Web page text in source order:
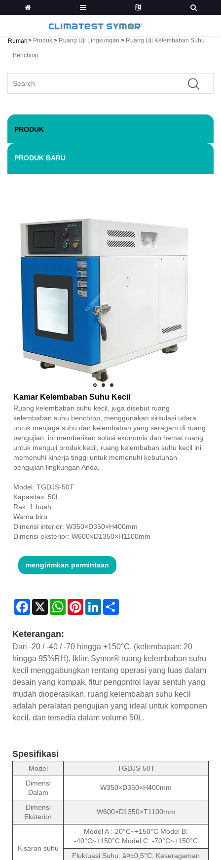
Rumah> Produk > Ruang Uji Lingkungan > Ruang Uji Kelembaban Suhu
Benchtop
PRODUK
PRODUK BARU
Kamar Kelembaban Suhu Kecil
Ruang kelembaban suhu kecil, juga disebut ruang
kelembaban suhu benchtop, menggunakan sirkulasi udara
untuk menjaga suhu dan kelembaban yang seragam di ruang
pengujian, ini memberikan solusi ekonomis dan hemat ruang
untuk menguji produk kecil, ruang kelembaban suhu kecil ini
memenuhi kinerja tinggi untuk memenuhi kebutuhan
pengujian lingkungan Anda.
Model: TGDJS-50T
Kapasitas: 50L
Rak: 1 buah
Warna biru
Dimensi interior: W350×D350×H400mm
Dimensi eksterior: W600×D1350×H1100mm
mengirimkan permintaan
Facebook
X WhatsAppPinterestLinkedIn
Keterangan:
Dari -20 / -40 / -70 hingga +150°C, (kelembapan: 20
hingga 95%RH), Iklim Symor® ruang kelembaban suhu
kecil menggabungkan rentang operasi yang luas dalam
desain yang kompak, fitur pengontrol layar sentuh yang
mudah dioperasikan, ruang kelembaban suhu kecil
adalah peralatan pengujian yang ideal untuk komponen
kecil, dan tersedia dalam volume 50L.
Spesifikasi
Model
TGDJS-50T
Dimensi
Dalam
W350×D350×H400mm
Dimensi
Eksterior
W600×D1350×T1100mm
Kisaran suhu
Model A :-20°C~+150°C Model B:
-40°C~+150°C Model C: -70°C~+150°C
Fluktuasi Suhu: â¤±0,5°C; Keseragaman